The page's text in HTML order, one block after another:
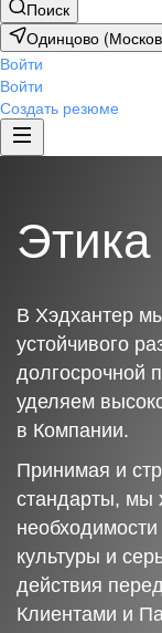
Поиск
Одинцово
Войти
Войти
Создать резюме
В Хэдхантер
устойчивого
долгосрочной
уделяем
в Компании.
Принимая и
стандарты, мы
культуры и
действия
Клиентами и